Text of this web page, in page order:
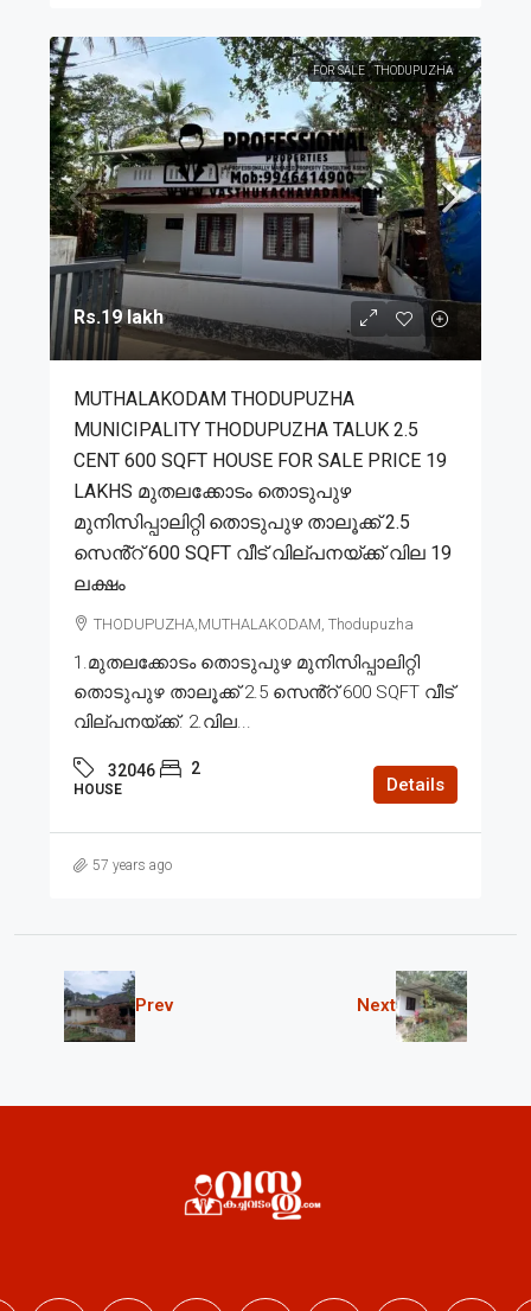
FOR SALE THODUPUZHA
Rs.19 lakh
MUTHALAKODAM THODUPUZHA
MUNICIPALITY THODUPUZHA TALUK 2.5
CENT 600 SQFT HOUSE FOR SALE PRICE 19
LAKHS മുതലക്കോടം തൊടുപുഴ
മുനിസിപ്പാലിറ്റി തൊടുപുഴ താലൂക്ക് 2.5
സെൻ്റ് 600 SQFT വീട് വില്പനയ്ക്ക് വില 19
ലക്ഷം
THODUPUZHA,MUTHALAKODAM, Thodupuzha
1.മുതലക്കോടം തൊടുപുഴ മുനിസിപ്പാലിറ്റി
തൊടുപുഴ താലൂക്ക് 2.5 സെൻ്റ് 600 SQFT വീട്
വില്പനയ്ക്ക്. 2.വില...
32046 2
HOUSE Details
57 years ago
Prev Next